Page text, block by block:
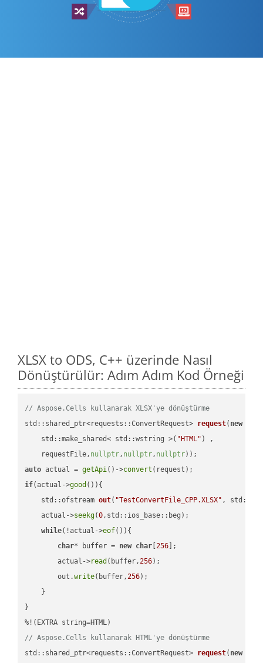
XLSX to ODS, C++ üzerinde Nasıl
Dönüştürülür: Adım Adım Kod Örneği
// Aspose.Cells kullanarak XLSX'ye dönüştürme
std::shared_ptr<requests::ConvertRequest> request( new
    std::make_shared< std::wstring >(
"HTML" ) ,
    requestFile,
nullptr, nullptr, nullptr))
auto actual = getApi()->convert
if(actual->good ()){
std::ofstream out( "TestConvertFile_CPP.XLSX" ,
    actual->
seekg(0,std::ios_base::beg);
while(!actual->eof()){
char* buffer = new char [256 ];
        actual->
read (buffer,256);
        out.
write(buffer,256);
    }
}
// Aspose.Cells kullanarak HTML'ye dönüştürme
std::shared_ptr<requests::ConvertRequest> request( new